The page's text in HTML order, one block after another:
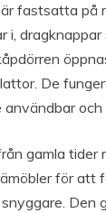
fastsatta på
i,
De
och
gamla tider
för att
Den